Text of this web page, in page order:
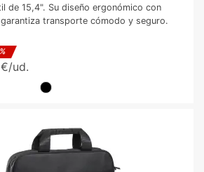
de 15,4". Su diseño ergonómico con
transporte cómodo y seguro.
€/ud.